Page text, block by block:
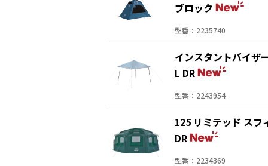
ブロック
型番：2235740
インスタントバイザ
L DR
型番：2243954
125 リミテッド スフ
DR
型番：2234369